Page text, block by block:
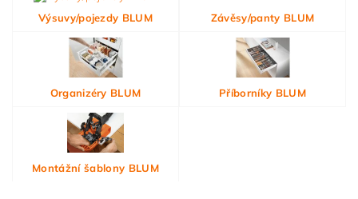
Výsuvy/pojezdy BLUM Závěsy/panty BLUM
Organizéry BLUM Příborníky BLUM
Montážní šablony BLUM